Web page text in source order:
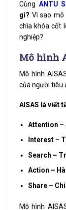
Cùng ANTU
gì? Vì sao
chìa khóa cốt
nghiệp?
Mô hình
Mô hình
của người tiêu
AISAS là viết
Attention –
Interest –
Search –
Action –
Share –
Mô hình